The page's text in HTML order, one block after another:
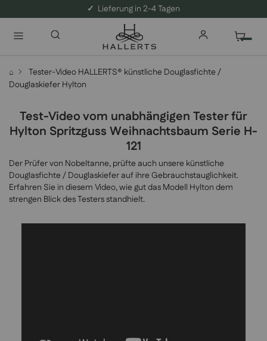
✓ Lieferung in 2-4 Tagen
⌂
Tester-Video HALLERTS® künstliche Douglasfichte /
Douglaskiefer Hylton
Test-Video vom unabhängigen Tester für
Hylton Spritzguss Weihnachtsbaum Serie H-
121
Der Prüfer von Nobeltanne, prüfte auch unsere künstliche
Douglasfichte / Douglaskiefer auf ihre Gebrauchstauglichkeit.
Erfahren Sie in diesem Video, wie gut das Modell Hylton dem
strengen Blick des Testers standhielt.